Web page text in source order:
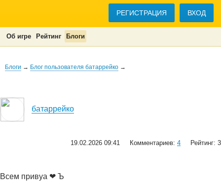
РЕГИСТРАЦИЯ ВХОД
Об игре Рейтинг Блоги
Блоги → Блог пользователя батаррейко →
батаррейко
19.02.2026 09:41 Комментариев: 4 Рейтинг: 3
Всем привуа ❤ Ъ